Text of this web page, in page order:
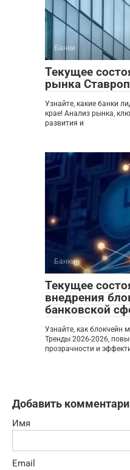
Банки
Текущее
рынка
Узнайте, какие банки
крае! Анализ рынка,
развития и
Банки
Текущее
внедрения
банковской
Узнайте, как блокчейн
Тренды 2026-2026,
прозрачности и
Добавить
Имя
Email